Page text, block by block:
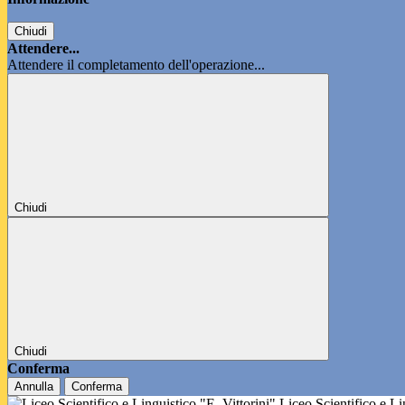
Chiudi
Attendere...
Attendere il completamento dell'operazione...
Chiudi
Chiudi
Conferma
Annulla Conferma